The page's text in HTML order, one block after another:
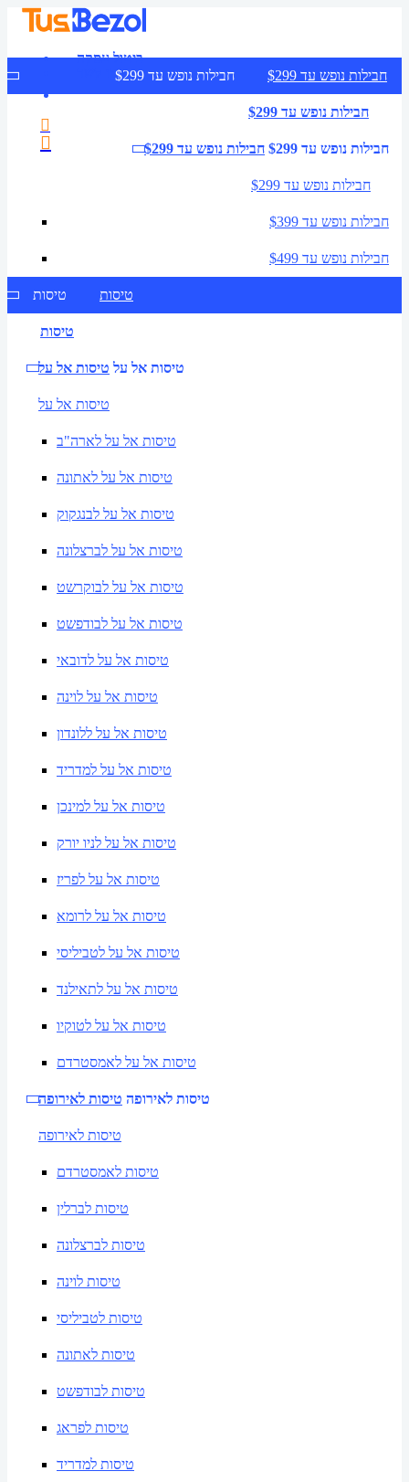
ביטול עסקה
צרו קשר
חבילות נופש עד $299 חבילות נופש עד $299
חבילות נופש עד $299
חבילות נופש עד $299 חבילות נופש עד $299
חבילות נופש עד $299
חבילות נופש עד $399
חבילות נופש עד $499
טיסות טיסות
טיסות
טיסות אל על טיסות אל על
טיסות אל על
טיסות אל על לארה"ב
טיסות אל על לאתונה
טיסות אל על לבנגקוק
טיסות אל על לברצלונה
טיסות אל על לבוקרשט
טיסות אל על לבודפשט
טיסות אל על לדובאי
טיסות אל על לוינה
טיסות אל על ללונדון
טיסות אל על למדריד
טיסות אל על למינכן
טיסות אל על לניו יורק
טיסות אל על לפריז
טיסות אל על לרומא
טיסות אל על לטביליסי
טיסות אל על לתאילנד
טיסות אל על לטוקיו
טיסות אל על לאמסטרדם
טיסות לאירופה טיסות לאירופה
טיסות לאירופה
טיסות לאמסטרדם
טיסות לברלין
טיסות לברצלונה
טיסות לוינה
טיסות לטביליסי
טיסות לאתונה
טיסות לבודפשט
טיסות לפראג
טיסות למדריד